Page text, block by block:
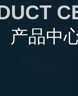
产品中